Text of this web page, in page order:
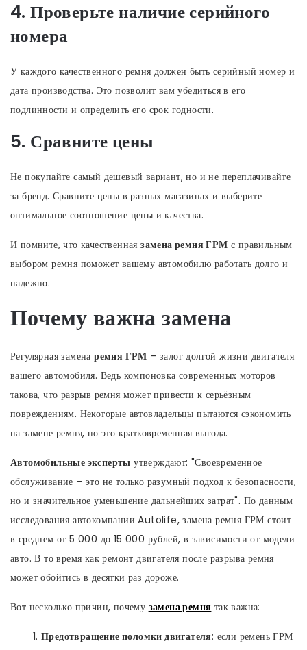
4. Проверьте наличие серийного
номера
У каждого качественного ремня должен быть серийный номер и
дата производства. Это позволит вам убедиться в его
подлинности и определить его срок годности.
5. Сравните цены
Не покупайте самый дешевый вариант, но и не переплачивайте
за бренд. Сравните цены в разных магазинах и выберите
оптимальное соотношение цены и качества.
И помните, что качественнаязамена ремня ГРМ с правильным
выбором ремня поможет вашему автомобилю работать долго и
надежно.
Почему важна замена
Регулярная заменаремня ГРМ – залог долгой жизни двигателя
вашего автомобиля. Ведь компоновка современных моторов
такова, что разрыв ремня может привести к серьёзным
повреждениям. Некоторые автовладельцы пытаются сэкономить
на замене ремня, но это кратковременная выгода.
Автомобильные эксперты утверждают: "Своевременное
обслуживание – это не только разумный подход к безопасности,
но и значительное уменьшение дальнейших затрат". По данным
исследования автокомпании Autolife, замена ремня ГРМ стоит
в среднем от 5 000 до 15 000 рублей, в зависимости от модели
авто. В то время как ремонт двигателя после разрыва ремня
может обойтись в десятки раз дороже.
Вот несколько причин, почему замена ремня так важна:
Предотвращение поломки двигателя: если ремень ГРМ